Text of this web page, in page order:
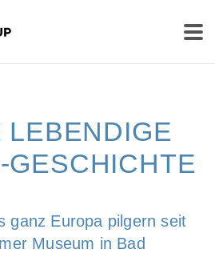
LEBENDIGE
GESCHICHTE
ganz Europa pilgern seit
Museum in Bad